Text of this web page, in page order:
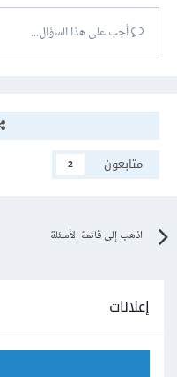
أجب على هذا السؤال...
متابعون
2
اذهب إلى قائمة الأسئلة
إعلانات